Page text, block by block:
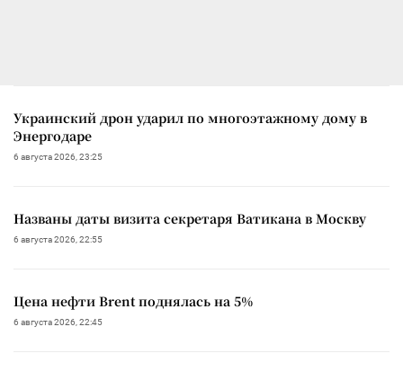
Украинский дрон ударил по многоэтажному дому в
Энергодаре
6 августа 2026, 23:25
Названы даты визита секретаря Ватикана в Москву
6 августа 2026, 22:55
Цена нефти Brent поднялась на 5%
6 августа 2026, 22:45